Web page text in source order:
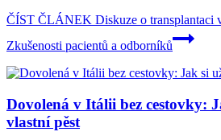
ČÍST ČLÁNEK Diskuze o transplantaci
Zkušenosti pacientů a odborníků
Dovolená v Itálii bez cestovky:
vlastní pěst